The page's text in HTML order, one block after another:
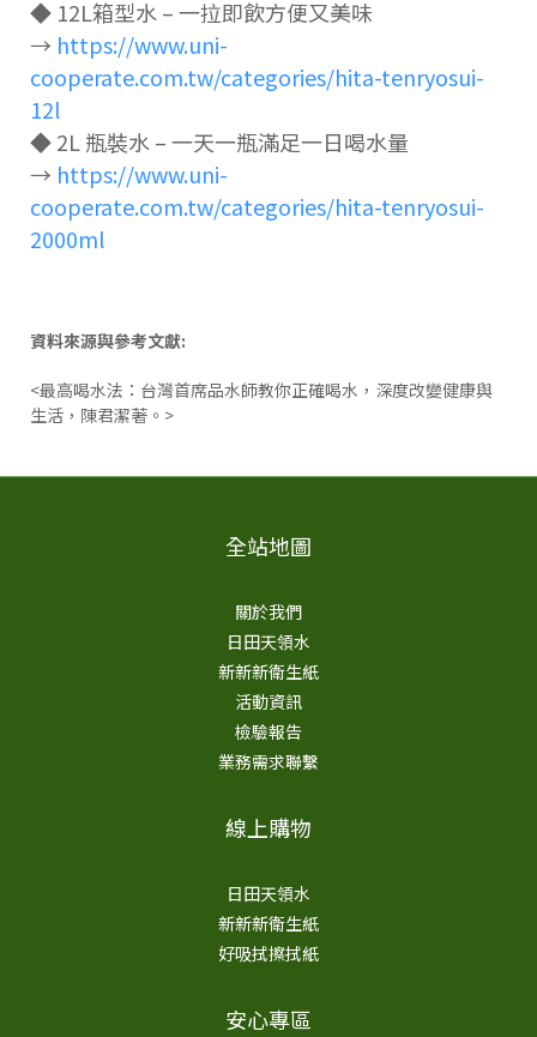
◆ 12L箱型水 – 一拉即飲方便又美味
→ https://www.uni-
cooperate.com.tw/categories/hita-tenryosui-
12l
◆ 2L 瓶裝水 – 一天一瓶滿足一日喝水量
→ https://www.uni-
cooperate.com.tw/categories/hita-tenryosui-
2000ml
資料來源與參考文獻:
<最高喝水法：台灣首席品水師教你正確喝水，深度改變健康與
生活，陳君潔著。>
全站地圖
關於我們
日田天領水
新新新衛生紙
活動資訊
檢驗報告
業務需求聯繫
線上購物
日田天領水
新新新衛生紙
好吸拭擦拭紙
安心專區